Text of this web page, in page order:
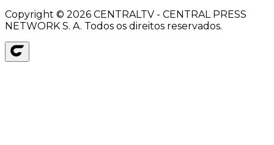
Copyright © 2026 CENTRALTV - CENTRAL PRESS
NETWORK S. A. Todos os direitos reservados.